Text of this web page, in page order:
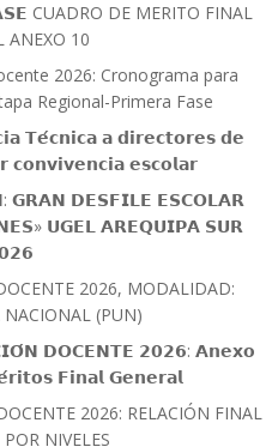
DE MERITO FINAL
ANEXO 10
2026: Cronograma para
Regional-Primera Fase
𝗧𝗲́𝗰𝗻𝗶𝗰𝗮 𝗮 𝗱𝗶𝗿𝗲𝗰𝘁𝗼𝗿𝗲𝘀 𝗱𝗲
𝗰𝗼𝗻𝘃𝗶𝘃𝗲𝗻𝗰𝗶𝗮 𝗲𝘀𝗰𝗼𝗹𝗮𝗿
𝗚𝗥𝗔𝗡 𝗗𝗘𝗦𝗙𝗜𝗟𝗘 𝗘𝗦𝗖𝗢𝗟𝗔𝗥
𝗨𝗚𝗘𝗟 𝗔𝗥𝗘𝗤𝗨𝗜𝗣𝗔 𝗦𝗨𝗥
2026, MODALIDAD:
NACIONAL (PUN)
𝗗𝗢𝗖𝗘𝗡𝗧𝗘 𝟮𝟬𝟮𝟲: 𝗔𝗻𝗲𝘅𝗼
𝗙𝗶𝗻𝗮𝗹 𝗚𝗲𝗻𝗲𝗿𝗮𝗹
2026: RELACIÓN FINAL
NIVELES